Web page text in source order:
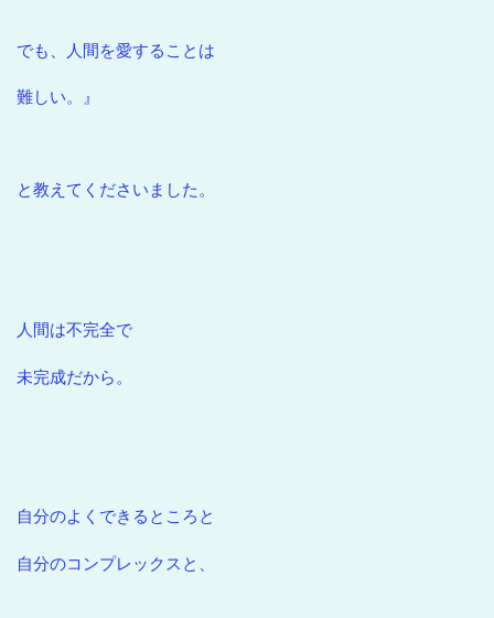
でも、人間を愛することは
難しい。』
と教えてくださいました。
人間は不完全で
未完成だから。
自分のよくできるところと
自分のコンプレックスと、